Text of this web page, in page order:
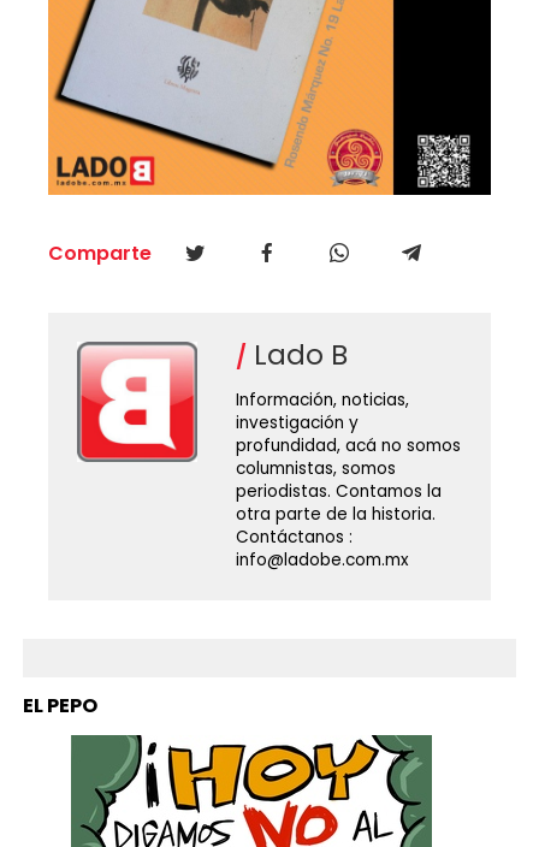
Comparte
Lado B
Información, noticias,
investigación y
profundidad, acá no somos
columnistas, somos
periodistas. Contamos la
otra parte de la historia.
Contáctanos :
info@ladobe.com.mx
EL PEPO